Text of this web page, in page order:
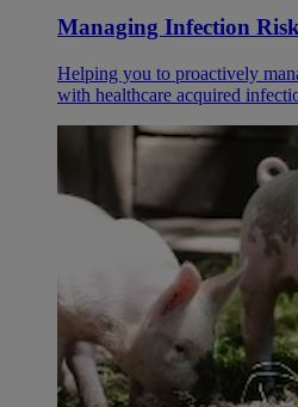
Managing Infection
Helping you to proactively
with healthcare acquired